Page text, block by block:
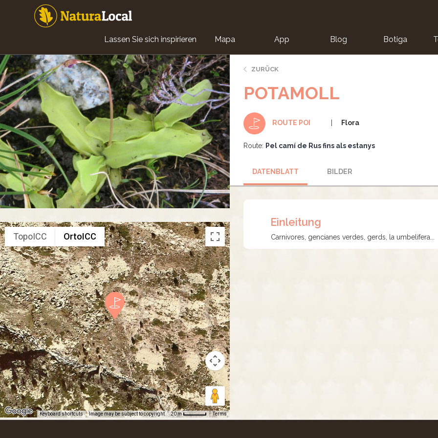
Main
navigation
Lassen Sie sich inspirieren Mapa App Blog Botiga
TopoICC OrtoICC
Keyboard shortcuts Image may be subject to copyright 20 m Terms
ZURÜCK
POTAMOLL
ROUTE POI Flora
Route: Pel camí de Rus fins als estanys
DATENBLATT BILDER
Einleitung
Carnivores, gencianes verdes, gerds, la umbelifera...